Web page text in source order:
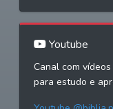
Youtube
Canal com
para estudo e